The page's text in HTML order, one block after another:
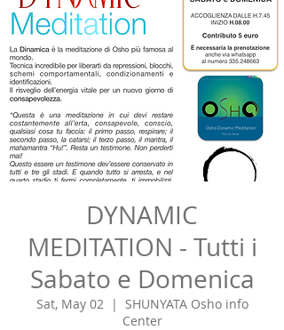
DYNAMIC
MEDITATION - Tutti i
Sabato e Domenica
Sat, May 02
  |
SHUNYATA Osho info
Center